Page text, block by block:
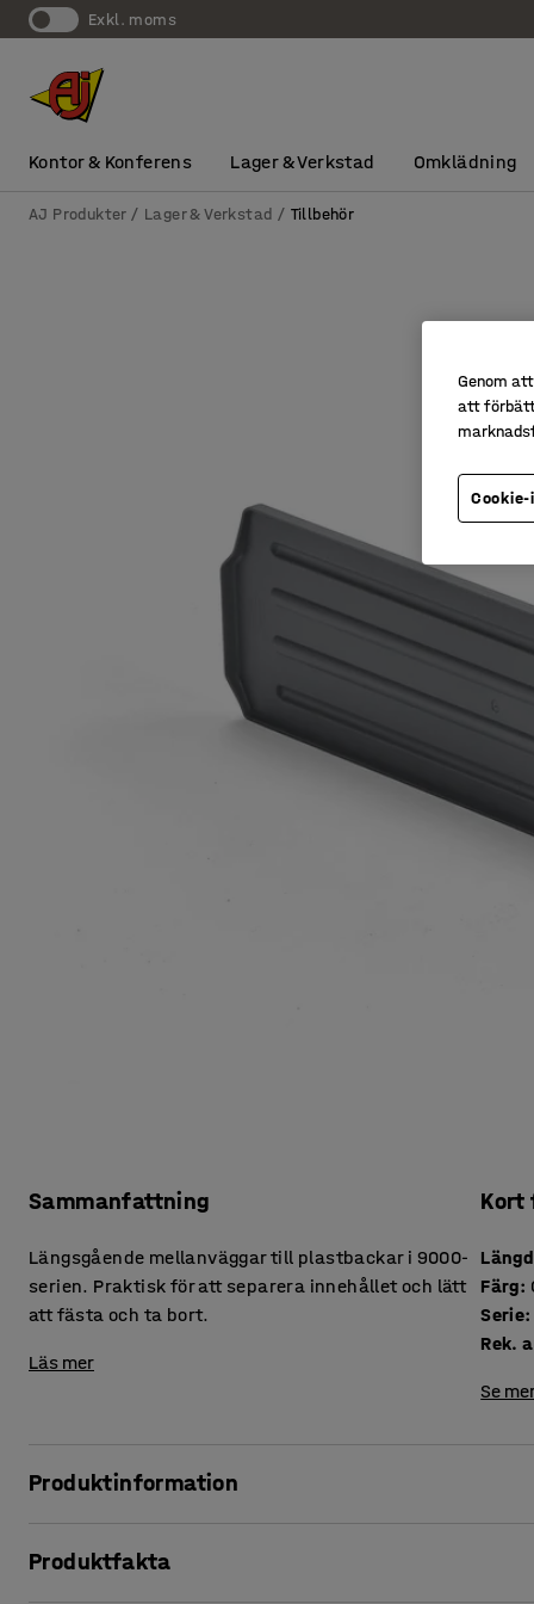
exkl. moms
Kontor & Konferens Lager & Verkstad Omklädning
AJ Produkter Lager & Verkstad Tillbehör
Sammanfattning
Längsgående mellanväggar till plastbackar i 9000-
serien. Praktisk för att separera innehållet och lätt
att fästa och ta bort.
Läs mer
Kort
Längd
Färg:
Serie:
Rek.
Se
Produktinformation
komponenter separerade från varandra i en och samma
Produktfakta
Genom
att